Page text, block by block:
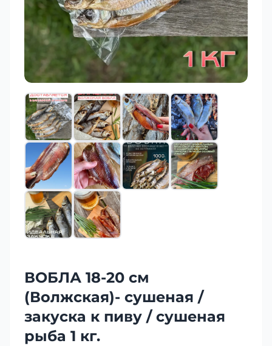
ВОБЛА 18-20 см
(Волжская)- сушеная /
закуска к пиву / сушеная
рыба 1 кг.